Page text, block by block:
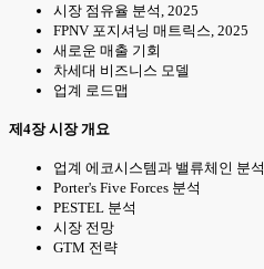
시장 점유율 분석, 2025
FPNV 포지셔닝 매트릭스, 2025
새로운 매출 기회
차세대 비즈니스 모델
업계 로드맵
제4장 시장 개요
업계 에코시스템과 밸류체인 분석
Porter's Five Forces 분석
PESTEL 분석
시장 전망
GTM 전략